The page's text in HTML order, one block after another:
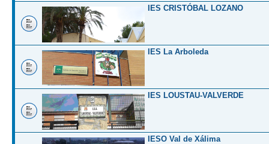
IES CRISTÓBAL LOZANO
IES La Arboleda
IES LOUSTAU-VALVERDE
IESO Val de Xálima